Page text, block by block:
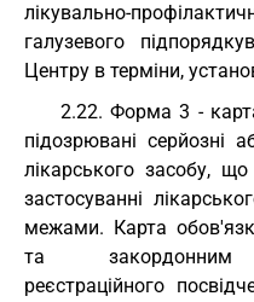
лікувально-
галузевого
Центру в терміни,
2.22. Форма 3 -
підозрювані серйозні
лікарського засобу,
застосуванні
межами. Карта
та закордонним
реєстраційного